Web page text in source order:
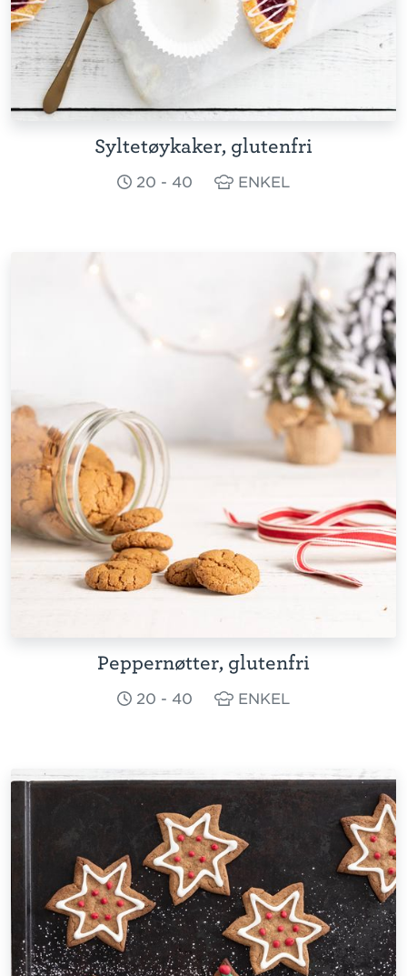
Syltetøykaker, glutenfri
20 - 40 ENKEL
Peppernøtter, glutenfri
20 - 40 ENKEL